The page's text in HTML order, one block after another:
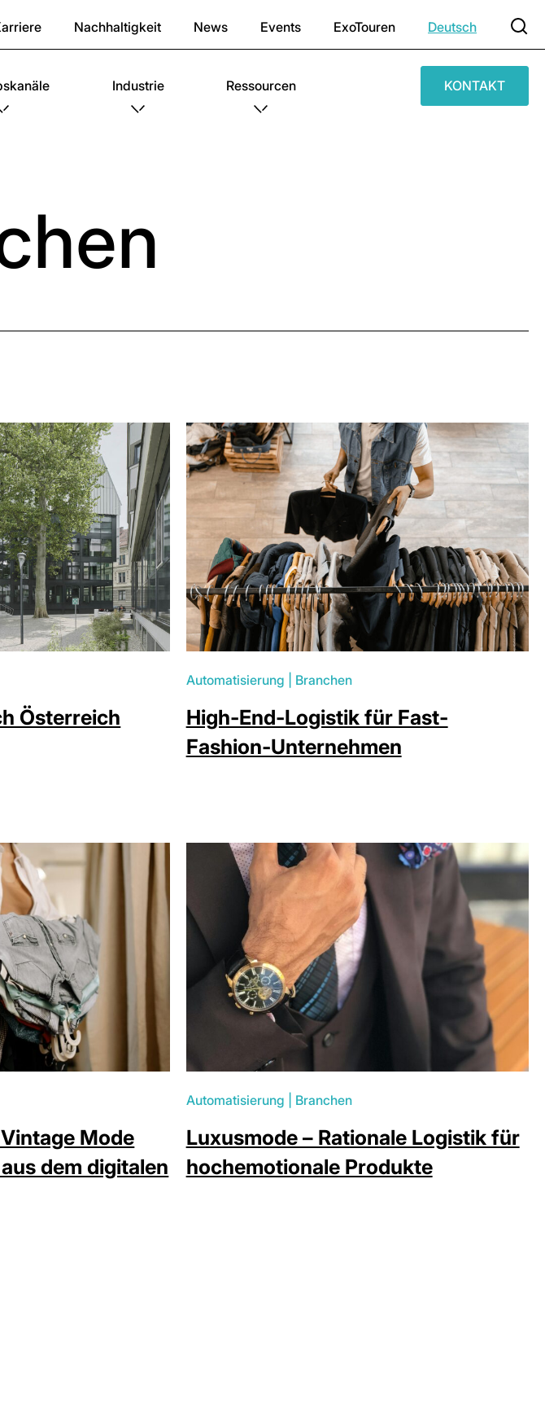
Nachhaltigkeit News Events ExoTouren Deutsch
Industrie Ressourcen KONTAKT
Österreich
Automatisierung Branchen
High-End-Logistik für Fast-
Fashion-Unternehmen
Mode
dem digitalen
Automatisierung Branchen
Luxusmode – Rationale Logistik für
hochemotionale Produkte